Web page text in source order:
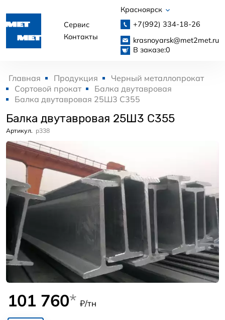
Сервис
Контакты
Красноярск
+7(992) 334-18-26
krasnoyarsk@met2met.ru
В заказе:0
Главная Продукция
Черный металлопрокат
Сортовой прокат
Балка двутавровая
Балка двутавровая 25Ш3 С355
Балка двутавровая 25Ш3 С355
Артикул. p338
101 760* ₽/тн